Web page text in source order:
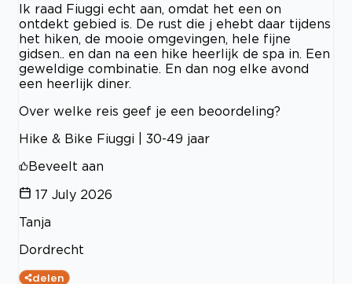
Ik raad Fiuggi echt aan, omdat het een on
ontdekt gebied is. De rust die j ehebt daar tijdens
het hiken, de mooie omgevingen, hele fijne
gidsen.. en dan na een hike heerlijk de spa in. Een
geweldige combinatie. En dan nog elke avond
een heerlijk diner.
Over welke reis geef je een beoordeling?
Hike & Bike Fiuggi | 30-49 jaar
Beveelt aan
17 July 2026
Tanja
Dordrecht
delen